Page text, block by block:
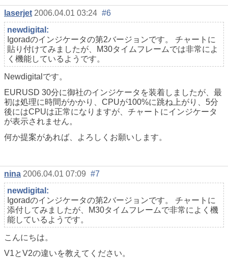
laserjet 2006.04.01 03:24 #6
newdigital:
Igoradのインジケータの第2バージョンです。 チャートに
貼り付けてみましたが、M30タイムフレームでは非常によ
く機能しているようです。
Newdigitalです。
EURUSD 30分に御社のインジケータを装着しましたが、最
初は処理に時間がかかり、CPUが100%に跳ね上がり、5分
後にはCPUは正常になりますが、チャートにインジケータ
が表示されません。
何か提案があれば、よろしくお願いします。
nina 2006.04.01 07:09 #7
newdigital:
Igoradのインジケータの第2バージョンです。 チャートに
添付してみましたが、M30タイムフレームで非常によく機
能しているようです。
こんにちは。
V1とV2の違いを教えてください。